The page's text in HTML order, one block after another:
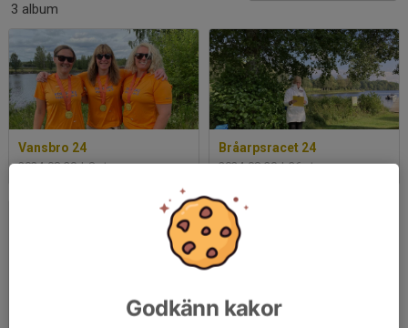
3 album
Vansbro 24
2024-08-30 | 8 st
Bråarpsracet 24
2024-08-30 | 36 st
Vansbro Simmet 2023Godkänn kakor